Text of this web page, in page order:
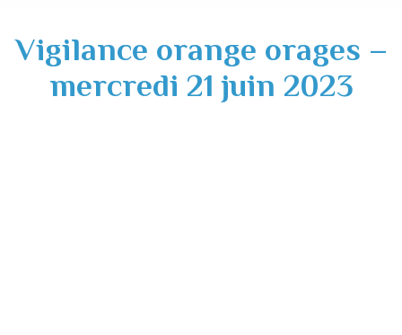
Vigilance orange orages –
mercredi 21 juin 2023